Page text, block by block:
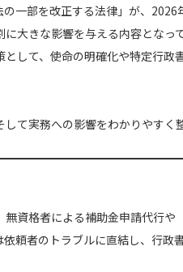
一部を改正する法律」が、
大きな影響を与える内容となって
して、使命の明確化や特定行
て実務への影響をわかりやすく
資格者による補助金申請代行
頼者のトラブルに直結し、行政